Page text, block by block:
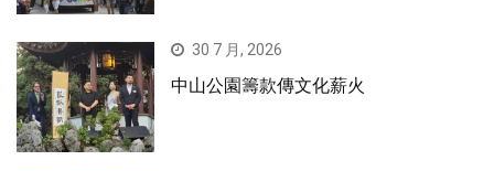
30 7 月, 2026
中山公園籌款傳文化薪火